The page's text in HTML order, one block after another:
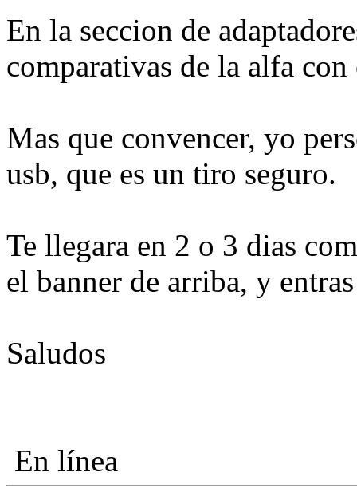
En la seccion de
comparativas de la alfa con
Mas que convencer, yo
usb, que es un tiro seguro.
Te llegara en 2 o 3 dias
el banner de arriba, y
Saludos
En línea